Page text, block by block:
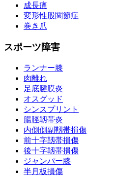
成長痛
変形性股関節症
巻き爪
スポーツ障害
ランナー膝
肉離れ
足底腱膜炎
オスグッド
シンスプリント
腸脛靱帯炎
内側側副靱帯損傷
前十字靱帯損傷
後十字靱帯損傷
ジャンパー膝
半月板損傷